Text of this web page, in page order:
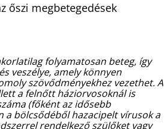
őszi megbetegedések
folyamatosan beteg, így
veszélye, amely könnyen
szövődményekhez vezethet. A
a felnőtt háziorvosoknál is
(főként az idősebb
a bölcsődéből hazacipelt vírusok a
rendelkező szülőket vagy